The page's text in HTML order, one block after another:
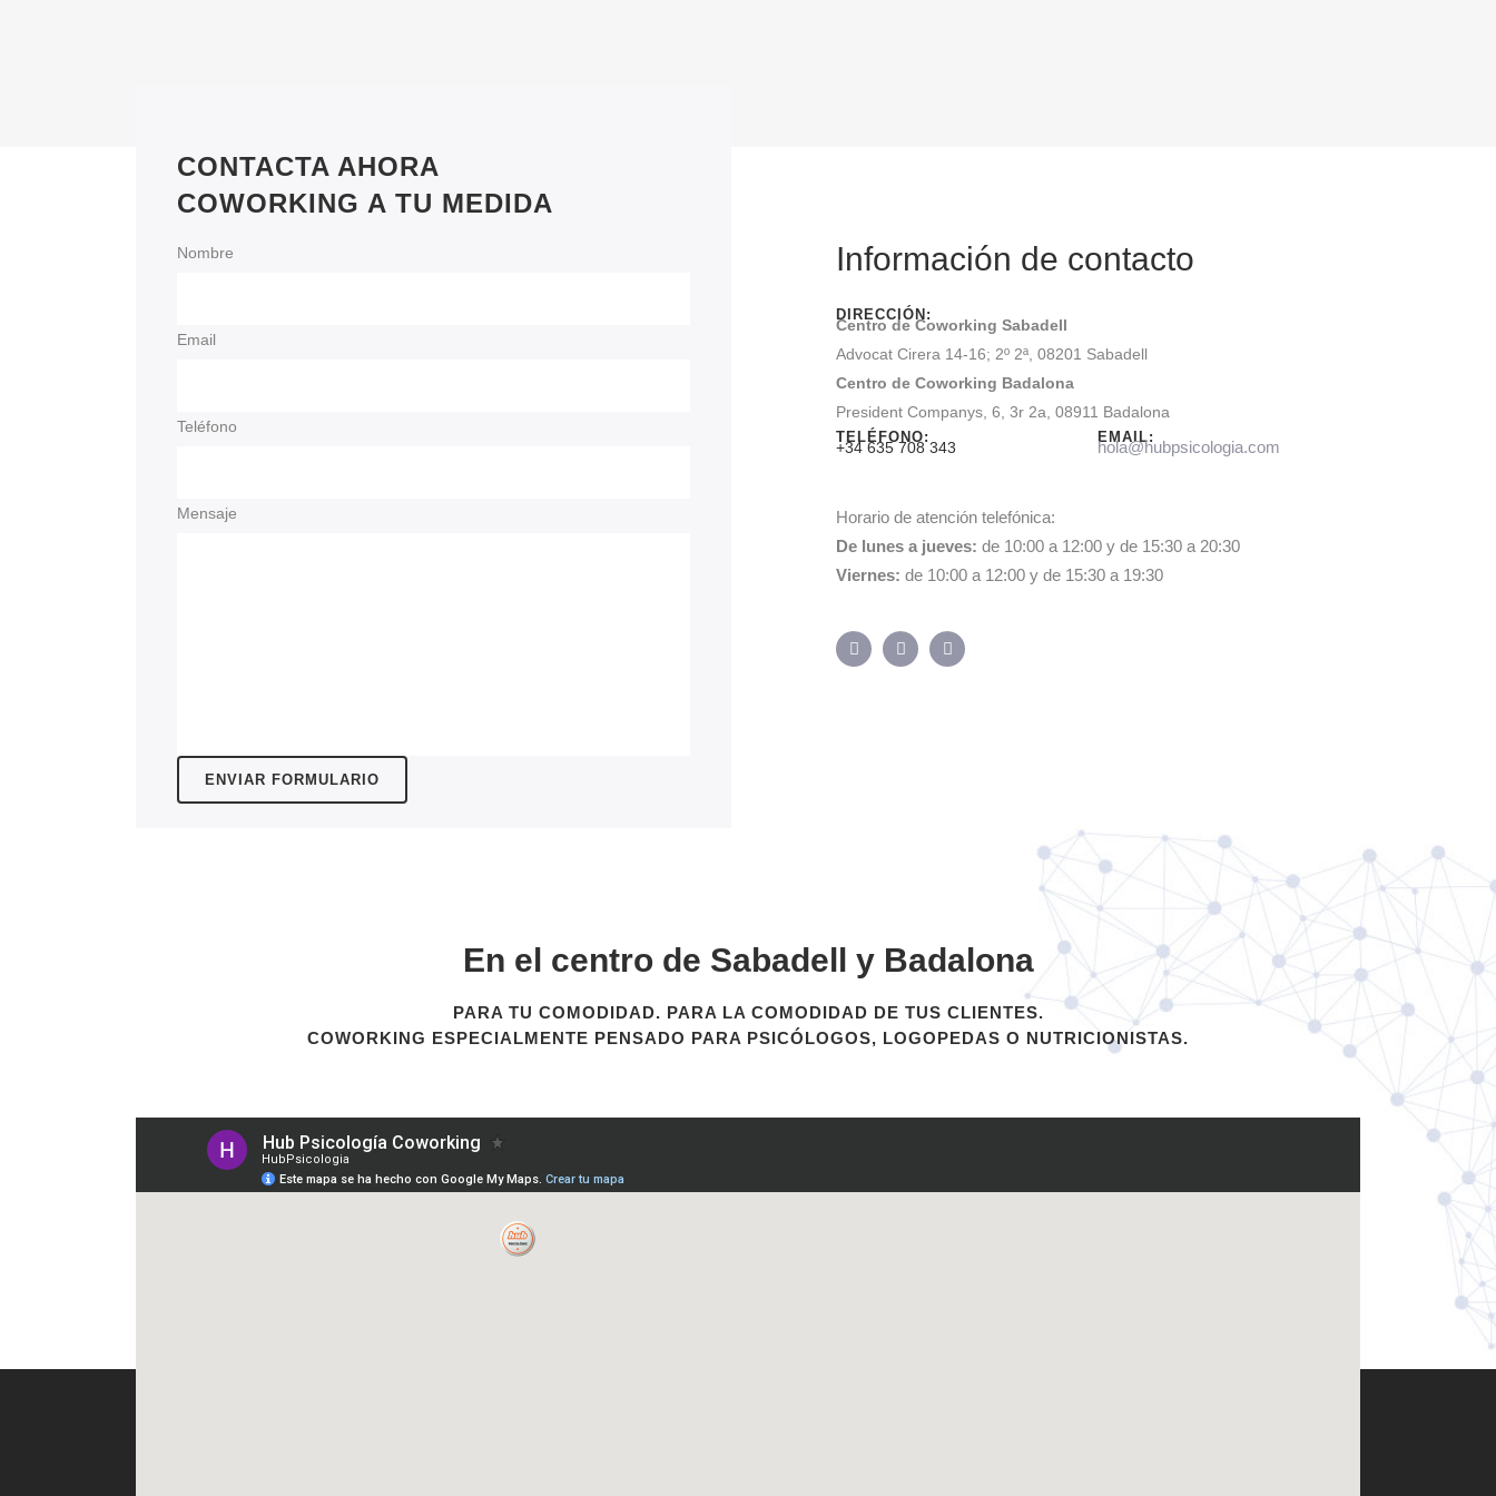
CONTACTA AHORA
COWORKING A TU MEDIDA
Nombre
Email
Teléfono
Mensaje
Información de contacto
DIRECCIÓN:
Centro de Coworking Sabadell
Advocat Cirera 14-16; 2º 2ª, 08201 Sabadell
Centro de Coworking Badalona
President Companys, 6, 3r 2a, 08911 Badalona
TELÉFONO:
+34 635 708 343
EMAIL:
hola@hubpsicologia.com
Horario de atención telefónica:
De lunes a jueves: de 10:00 a 12:00 y de 15:30 a 20:30
Viernes: de 10:00 a 12:00 y de 15:30 a 19:30
En el centro de Sabadell y Badalona
PARA TU COMODIDAD. PARA LA COMODIDAD DE TUS CLIENTES.
COWORKING ESPECIALMENTE PENSADO PARA PSICÓLOGOS, LOGOPEDAS O NUTRICIONISTAS.